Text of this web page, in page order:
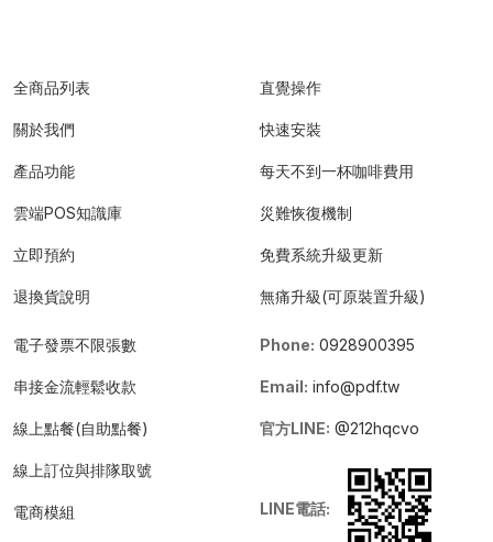
全商品列表
關於我們
產品功能
雲端POS知識庫
立即預約
退換貨說明
直覺操作
快速安裝
每天不到一杯咖啡費用
災難恢復機制
免費系統升級更新
無痛升級(可原裝置升級)
電子發票不限張數
串接金流輕鬆收款
線上點餐(自助點餐)
線上訂位與排隊取號
電商模組
Phone: 0928900395
Email: info@pdf.tw
官方LINE: @212hqcvo
LINE電話: